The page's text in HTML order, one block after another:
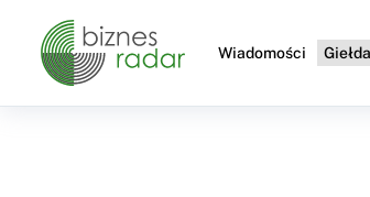
Wiadomości Giełda